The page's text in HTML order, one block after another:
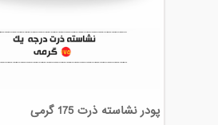
پودر نشاسته ذرت 175 گرمی